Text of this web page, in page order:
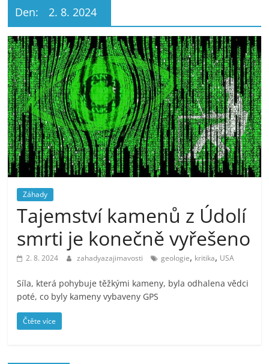
Den: 2. 8. 2024
Záhady
Tajemství kamenů z Údolí
smrti je konečně vyřešeno
2. 8. 2024 zahadyazajimavosti geologie, kritika, USA
Síla, která pohybuje těžkými kameny, byla odhalena vědci
poté, co byly kameny vybaveny GPS
Čtěte více